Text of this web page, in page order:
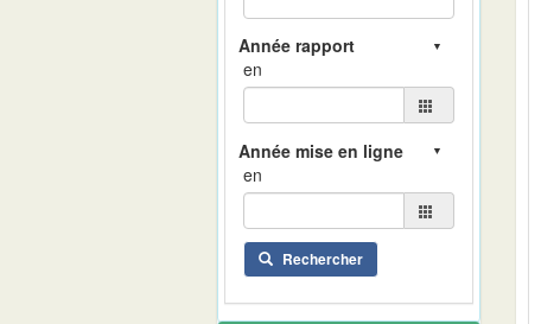
en
en
Rechercher